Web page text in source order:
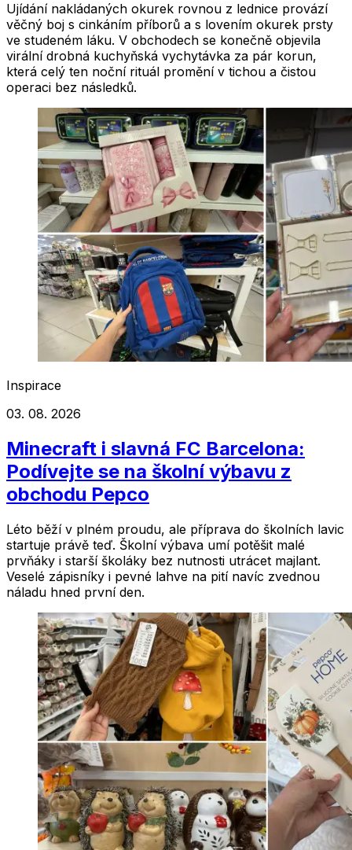
Ujídání nakládaných okurek rovnou z lednice provází
věčný boj s cinkáním příborů a s lovením okurek prsty
ve studeném láku. V obchodech se konečně objevila
virální drobná kuchyňská vychytávka za pár korun,
která celý ten noční rituál promění v tichou a čistou
operaci bez následků.
Inspirace
03. 08. 2026
Minecraft i slavná FC Barcelona:
Podívejte se na školní výbavu z
obchodu Pepco
Léto běží v plném proudu, ale příprava do školních lavic
startuje právě teď. Školní výbava umí potěšit malé
prvňáky i starší školáky bez nutnosti utrácet majlant.
Veselé zápisníky i pevné lahve na pití navíc zvednou
náladu hned první den.